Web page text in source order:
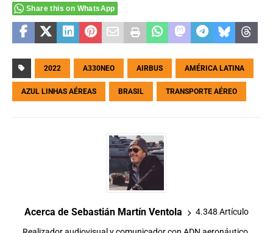
Share this on WhatsApp
2022 A330NEO AIRBUS AMÉRICA LATINA
AZUL LINHAS AÉREAS BRASIL TRANSPORTE AÉREO
Acerca de Sebastián Martín Ventola 4.348 Artículo